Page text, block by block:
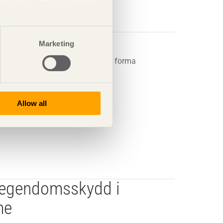
Marketing
Allow all
för att visa hur trä kan forma
i